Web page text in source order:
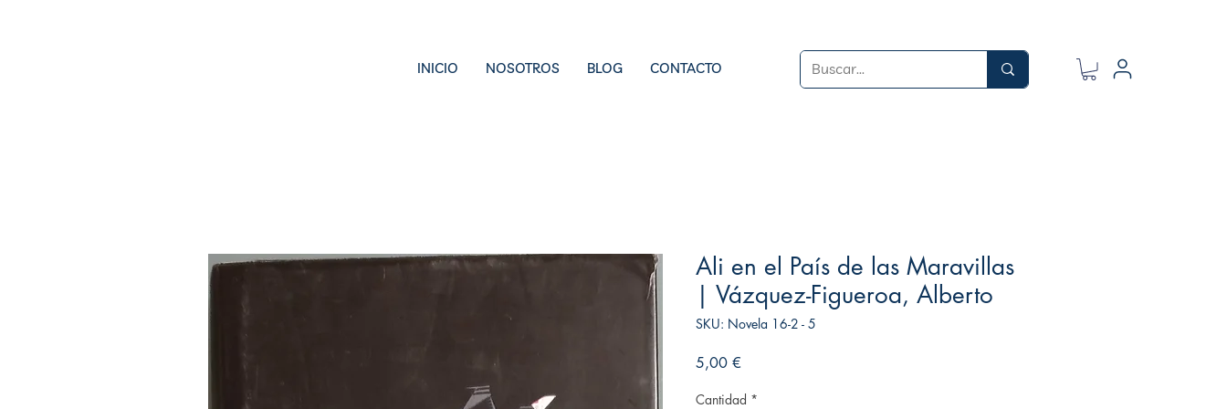
INICIO NOSOTROS BLOG CONTACTO
Ali en el País de las Maravillas
| Vázquez-Figueroa, Alberto
SKU: Novela 16-2 - 5
5,00 €
Cantidad *